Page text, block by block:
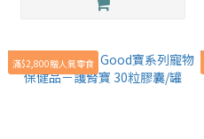
滿$2,800贈人氣零食